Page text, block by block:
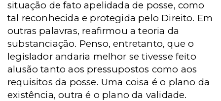
situação de fato apelidada de posse, como
tal reconhecida e protegida pelo Direito. Em
outras palavras, reafirmou a teoria da
substanciação. Penso, entretanto, que o
legislador andaria melhor se tivesse feito
alusão tanto aos pressupostos como aos
requisitos da posse. Uma coisa é o plano da
existência, outra é o plano da validade.